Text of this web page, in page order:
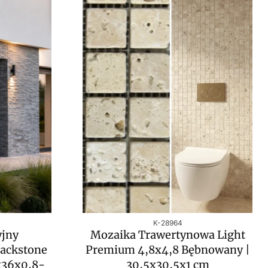
Kod produktu
K-28964
Mozaika Trawertynowa Light
Premium 4,8x4,8 Bębnowany |
30,5x30,5x1 cm